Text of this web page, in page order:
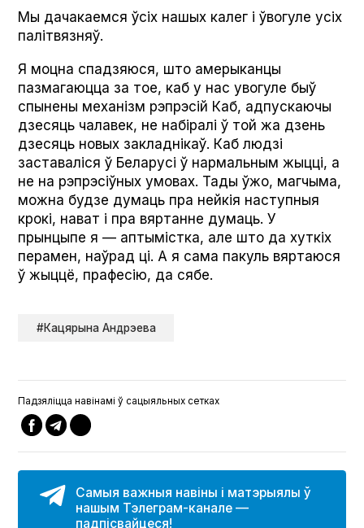
Мы дачакаемся ўсіх нашых калег і ўвогуле усіх
палітвязняў.
Я моцна спадзяюся, што амерыканцы
пазмагаюцца за тое, каб у нас увогуле быў
спынены механізм рэпрэсій Каб, адпускаючы
дзесяць чалавек, не набіралі ў той жа дзень
дзесяць новых закладнікаў. Каб людзі
заставаліся ў Беларусі ў нармальным жыцці, а
не на рэпрэсіўных умовах. Тады ўжо, магчыма,
можна будзе думаць пра нейкія наступныя
крокі, нават і пра вяртанне думаць. У
прынцыпе я — аптымістка, але што да хуткіх
перамен, наўрад ці. А я сама пакуль вяртаюся
ў жыццё, прафесію, да сябе.
#Кацярына Андрэева
Падзяліцца навінамі ў сацыяльных сетках
Самыя важныя навіны і матэрыялы ў
нашым Тэлеграм-канале —
падпісвайцеся!